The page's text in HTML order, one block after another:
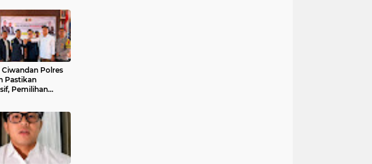
Ciwandan Polres
Pastikan
Pemilihan